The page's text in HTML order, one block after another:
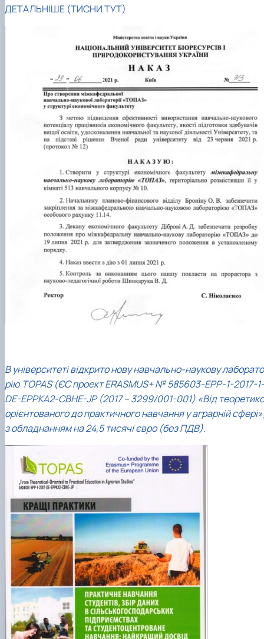
Проєкт «Розвиток лідерських навичок жінок
ДЕТАЛЬНІШЕ (ТИСНИ ТУТ)
В університеті відкрито нову навчально-наукову лаборато
рію TOPAS (ЄС проект ERASMUS+ № 585603-EPP-1-2017-1-
DE-EPPKA2-CBHE-JP (2017 – 3299/001-001) «Від
орієнтованого до практичного навчання у аграрній
з обладнанням на 24,5 тисячі євро (без ПДВ).